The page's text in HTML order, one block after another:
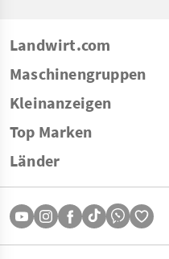
Landwirt.com
Maschinengruppen
Kleinanzeigen
Top Marken
Länder